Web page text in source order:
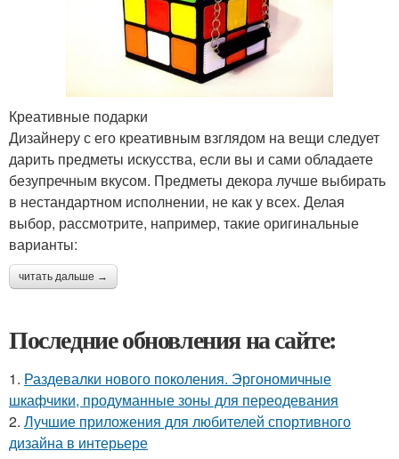
Креативные подарки
Дизайнеру с его креативным взглядом на вещи следует
дарить предметы искусства, если вы и сами обладаете
безупречным вкусом. Предметы декора лучше выбирать
в нестандартном исполнении, не как у всех. Делая
выбор, рассмотрите, например, такие оригинальные
варианты:
читать дальше →
Последние обновления на сайте:
1. Раздевалки нового поколения. Эргономичные
шкафчики, продуманные зоны для переодевания
2. Лучшие приложения для любителей спортивного
дизайна в интерьере